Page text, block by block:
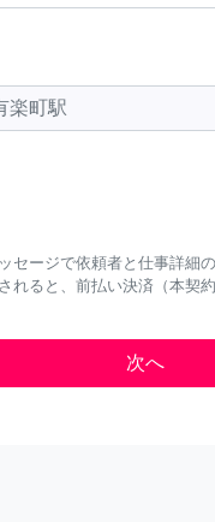
セージで依頼者と仕事詳細
れると、前払い決済（本契